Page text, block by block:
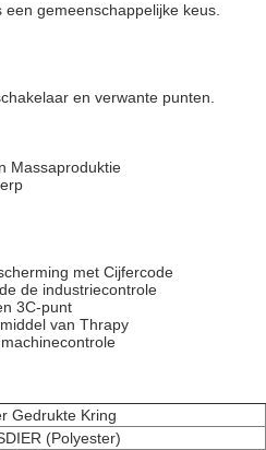
gemeenschappelijke keus.
en verwante punten.
Massaproduktie
met Cijfercode
de industriecontrole
3C-punt
van Thrapy
Gedrukte Kring
(Polyester)